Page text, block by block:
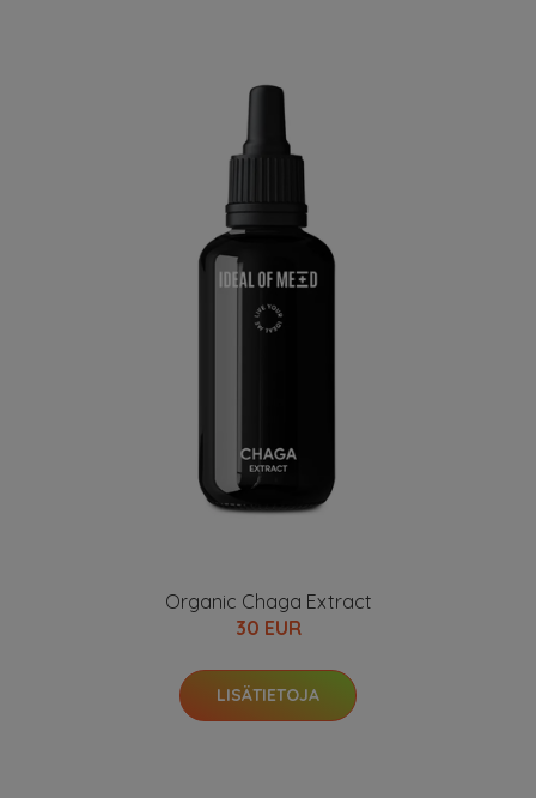
Organic Chaga Extract
30 EUR
LISÄTIETOJA